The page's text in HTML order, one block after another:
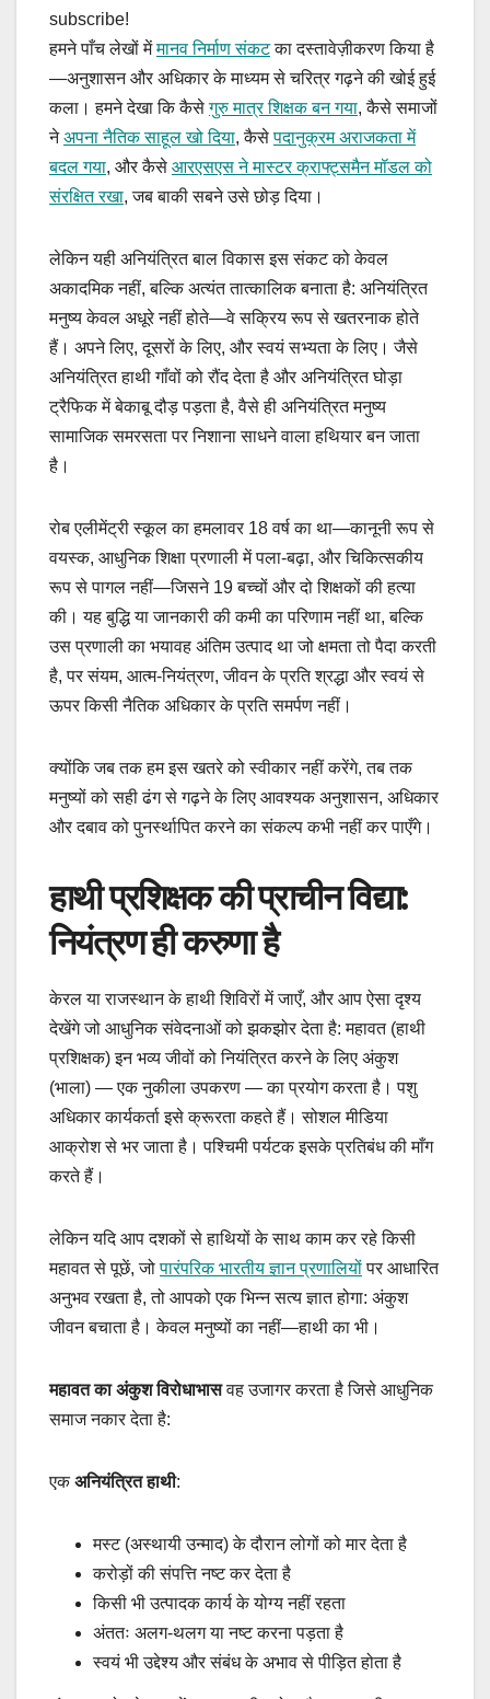
subscribe!
हमने पाँच लेखों मेंमानव निर्माण संकटका दस्तावेज़ीकरण किया है
—अनुशासन और अधिकार के माध्यम से चरित्र गढ़ने की खोई हुई
कला। हमने देखा कि कैसेगुरु मात्र शिक्षक बन गया, कैसे समाजों
नेअपना नैतिक साहूल खो दिया, कैसेपदानुक्रम अराजकता में
बदल गया, और कैसे आरएसएस ने मास्टर क्राफ्ट्समैन मॉडल को
संरक्षित रखा, जब बाकी सबने उसे छोड़ दिया।
लेकिन यही अनियंत्रित बाल विकास इस संकट को केवल
अकादमिक नहीं, बल्कि अत्यंत तात्कालिक बनाता है: अनियंत्रित
मनुष्य केवल अधूरे नहीं होते—वे सक्रिय रूप से खतरनाक होते
हैं। अपने लिए, दूसरों के लिए, और स्वयं सभ्यता के लिए। जैसे
अनियंत्रित हाथी गाँवों को रौंद देता है और अनियंत्रित घोड़ा
ट्रैफिक में बेकाबू दौड़ पड़ता है, वैसे ही अनियंत्रित मनुष्य
सामाजिक समरसता पर निशाना साधने वाला हथियार बन जाता
है।
रोब एलीमेंट्री स्कूल का हमलावर 18 वर्ष का था—कानूनी रूप से
वयस्क, आधुनिक शिक्षा प्रणाली में पला-बढ़ा, और चिकित्सकीय
रूप से पागल नहीं—जिसने 19 बच्चों और दो शिक्षकों की हत्या
की। यह बुद्धि या जानकारी की कमी का परिणाम नहीं था, बल्कि
उस प्रणाली का भयावह अंतिम उत्पाद था जो क्षमता तो पैदा करती
है, पर संयम, आत्म-नियंत्रण, जीवन के प्रति श्रद्धा और स्वयं से
ऊपर किसी नैतिक अधिकार के प्रति समर्पण नहीं।
क्योंकि जब तक हम इस खतरे को स्वीकार नहीं करेंगे, तब तक
मनुष्यों को सही ढंग से गढ़ने के लिए आवश्यक अनुशासन, अधिकार
और दबाव को पुनर्स्थापित करने का संकल्प कभी नहीं कर पाएँगे।
हाथी प्रशिक्षक की प्राचीन विद्या:
नियंत्रण ही करुणा है
केरल या राजस्थान के हाथी शिविरों में जाएँ, और आप ऐसा दृश्य
देखेंगे जो आधुनिक संवेदनाओं को झकझोर देता है: महावत (हाथी
प्रशिक्षक) इन भव्य जीवों को नियंत्रित करने के लिए अंकुश
(भाला) — एक नुकीला उपकरण — का प्रयोग करता है। पशु
अधिकार कार्यकर्ता इसे क्रूरता कहते हैं। सोशल मीडिया
आक्रोश से भर जाता है। पश्चिमी पर्यटक इसके प्रतिबंध की माँग
करते हैं।
लेकिन यदि आप दशकों से हाथियों के साथ काम कर रहे किसी
महावत से पूछें, जोपारंपरिक भारतीय ज्ञान प्रणालियोंपर आधारित
अनुभव रखता है, तो आपको एक भिन्न सत्य ज्ञात होगा: अंकुश
जीवन बचाता है। केवल मनुष्यों का नहीं—हाथी का भी।
महावत का अंकुश विरोधाभासवह उजागर करता है जिसे आधुनिक
समाज नकार देता है:
एकअनियंत्रित हाथी:
मस्ट (अस्थायी उन्माद) के दौरान लोगों को मार देता है
करोड़ों की संपत्ति नष्ट कर देता है
किसी भी उत्पादक कार्य के योग्य नहीं रहता
अंततः अलग-थलग या नष्ट करना पड़ता है
स्वयं भी उद्देश्य और संबंध के अभाव से पीड़ित होता है